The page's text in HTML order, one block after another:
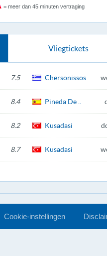
= meer dan 45 minuten vertraging
Vliegtickets
7.5 Chersonissos
8.4 Pineda De ..
8.2 Kusadasi
8.7 Kusadasi
Cookie-instellingen